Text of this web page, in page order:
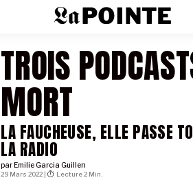
TROIS
MORT
LA FAUCHEUSE, ELLE PASSE
LA RADIO
par Emilie Garcia Guillen
29 Mars 2022 | Lecture 2 Min.